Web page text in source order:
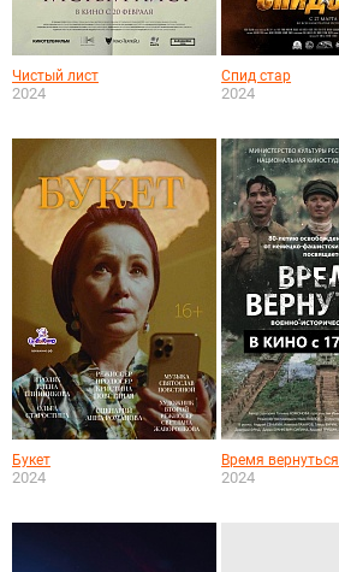
Чистый лист
2024
Спид стар
2024
Букет
2024
Время вернуться
2024